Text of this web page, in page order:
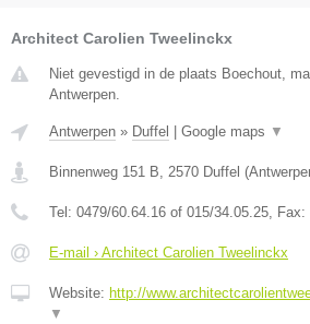
Architect Carolien Tweelinckx
Niet gevestigd in de plaats Boechout,
Antwerpen.
Antwerpen » Duffel Google maps ▼
Binnenweg 151 B, 2570 Duffel (
Tel: 0479/60.64.16 of 015/34.05.25, Fax:
E-mail › Architect Carolien Tweelinckx
Website: http://
▼